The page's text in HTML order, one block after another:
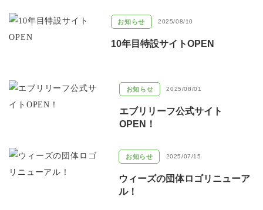
お知らせ 2025/08/10
10年目特設サイトOPEN
お知らせ 2025/08/01
エブリリーフ公式サイト
OPEN！
お知らせ 2025/07/15
ウィーズの団体ロゴリニューア
ル！